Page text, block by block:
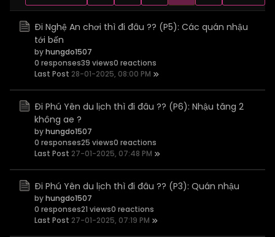
Đi Nghệ An chơi thì đi đâu ?? (P5): Các quán nhậu
tới bến
byhungdo1507
0 responses39 views0 reactions
Last Post 28-01-2025, 08:00 PM
Đi Phú Yên du lịch thì đi đâu ?? (P6): Nhậu tăng 2
không ae ?
byhungdo1507
0 responses25 views0 reactions
Last Post 27-01-2025, 07:48 PM
Đi Phú Yên du lịch thì đi đâu ?? (P3): Quán nhậu
byhungdo1507
0 responses21 views0 reactions
Last Post 27-01-2025, 07:19 PM